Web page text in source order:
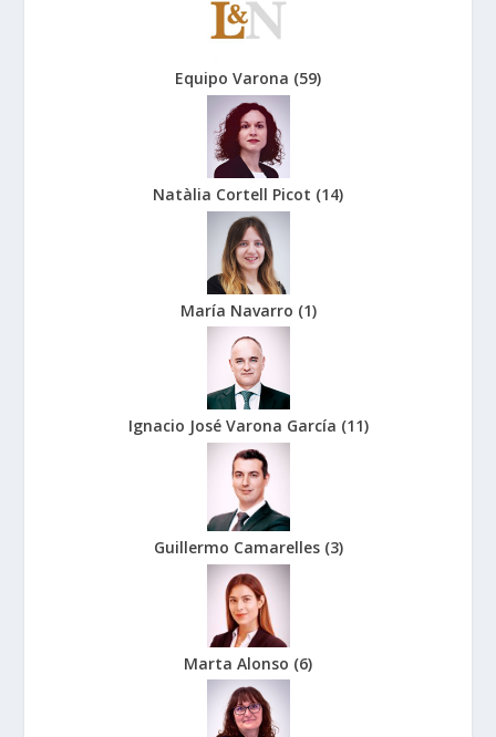
Equipo Varona (59)
Natàlia Cortell Picot (14)
María Navarro (1)
Ignacio José Varona García (11)
Guillermo Camarelles (3)
Marta Alonso (6)